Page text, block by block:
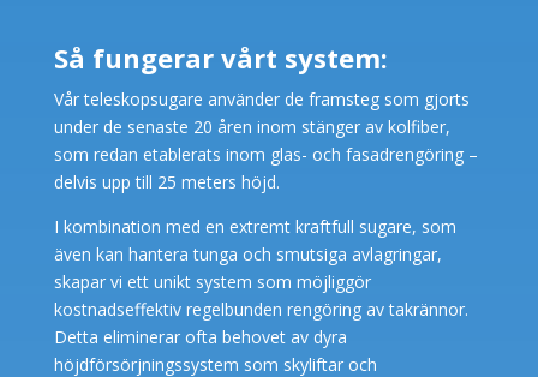
Så fungerar vårt system:
Vår teleskopsugare använder de framsteg som gjorts
under de senaste 20 åren inom stänger av kolfiber,
som redan etablerats inom glas- och fasadrengöring –
delvis upp till 25 meters höjd.
I kombination med en extremt kraftfull sugare, som
även kan hantera tunga och smutsiga avlagringar,
skapar vi ett unikt system som möjliggör
kostnadseffektiv regelbunden rengöring av takrännor.
Detta eliminerar ofta behovet av dyra
höjdförsörjningssystem som skyliftar och